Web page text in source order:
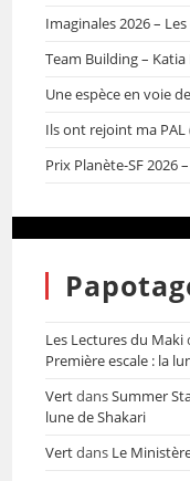
Imaginales 2026 –
Team Building –
Une espèce en voie
Ils ont rejoint ma PAL
Prix Planète-SF 2026
Les Lectures du Maki
Première escale : la
VertdansSummer
lune de Shakari
Vertdans Le